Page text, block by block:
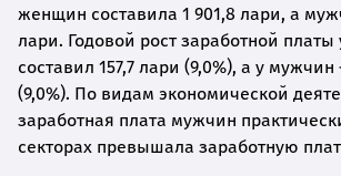
женщин составила 1 901,8 лари, а
лари. Годовой рост заработной
составил 157,7 лари (9,0%), а у
(9,0%). По видам экономической
заработная плата мужчин
секторах превышала заработную